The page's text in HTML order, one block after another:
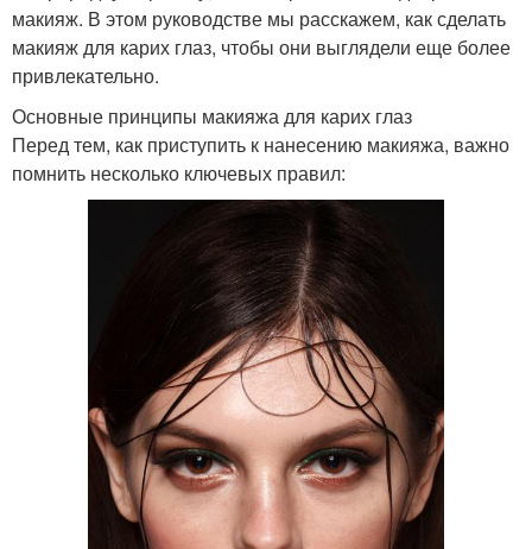
макияж. В этом руководстве мы расскажем, как сделать
макияж для карих глаз, чтобы они выглядели еще более
привлекательно.
Основные принципы макияжа для карих глаз
Перед тем, как приступить к нанесению макияжа, важно
помнить несколько ключевых правил: